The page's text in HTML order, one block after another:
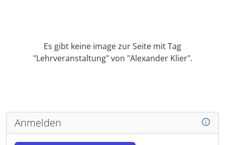
Es gibt keine image zur Seite mit Tag
"Lehrveranstaltung" von "Alexander Klier".
Anmelden